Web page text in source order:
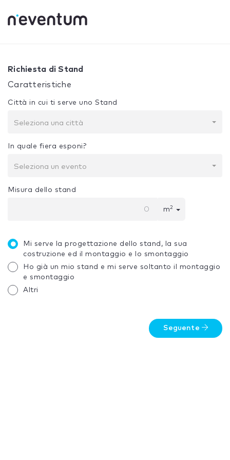
La tua selezione:
Richiesta di Stand
Caratteristiche
Città in cui ti serve uno Stand
Seleziona una città
In quale fiera esponi?
Seleziona un evento
Misura dello stand
m2
Mi serve la progettazione dello stand, la sua
costruzione ed il montaggio e lo smontaggio
Ho già un mio stand e mi serve soltanto il montaggio
e smontaggio
Altri
Seguente